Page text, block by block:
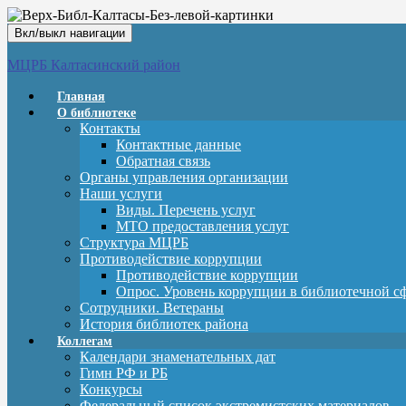
Вкл/выкл навигации
МЦРБ Калтасинский район
Главная
О библиотеке
Контакты
Контактные данные
Обратная связь
Органы управления организации
Наши услуги
Виды. Перечень услуг
МТО предоставления услуг
Структура МЦРБ
Противодействие коррупции
Противодействие коррупции
Опрос. Уровень коррупции в библиотечной
Сотрудники. Ветераны
История библиотек района
Коллегам
Календари знаменательных дат
Гимн РФ и РБ
Конкурсы